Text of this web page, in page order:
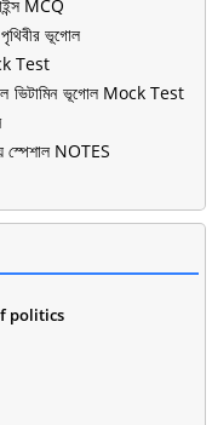
MCQ
পৃথিবীর ভূগোল
Test
ভিটামিন ভূগোল Mock Test
স্পেশাল NOTES
of politics